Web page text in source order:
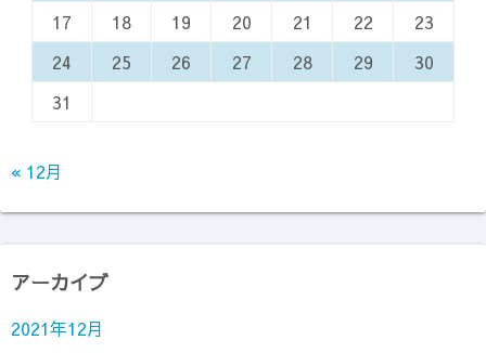
17
18 19 20 21 22
23
24
25 26 27 28 29
30
31
« 12月
アーカイブ
2021年12月